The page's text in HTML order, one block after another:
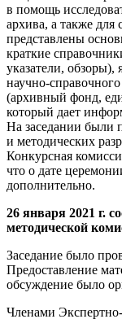
в помощь
архива, а также для
представлены
краткие
указатели,
научно-
(архивный фонд,
который дает
На заседании были
и методических
Конкурсная
что о дате
дополнительно.
26 января 2021 г.
методической
Заседание было
Предоставление
обсуждение было
Членами